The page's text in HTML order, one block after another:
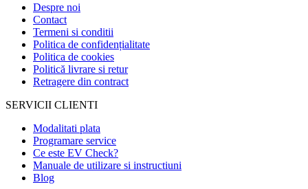
Despre noi
Contact
Termeni si conditii
Politica de confidențialitate
Politica de cookies
Politică livrare si retur
Retragere din contract
SERVICII CLIENTI
Modalitati plata
Programare service
Ce este EV Check?
Manuale de utilizare si instructiuni
Blog